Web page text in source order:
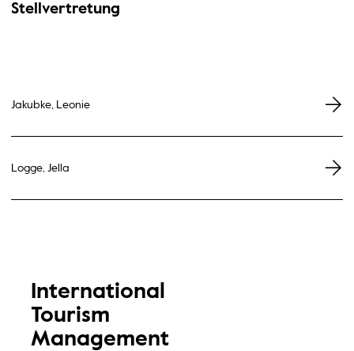
Stellvertretung
Jakubke, Leonie
Logge, Jella
International
Tourism
Management